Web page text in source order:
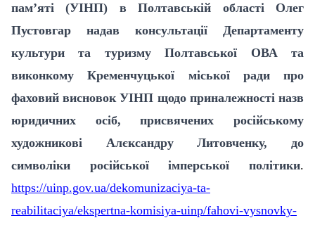
пам’яті (УІНП) в Полтавській області Олег
Пустовгар надав консультації Департаменту
культури та туризму Полтавської ОВА та
виконкому Кременчуцької міської ради про
фаховийвисновок УІНП щодо приналежності назв
юридичних осіб, присвячених російському
художникові Алєксандру Литовченку, до
символіки російської імперської політики.
https://uinp.gov.ua/dekomunizaciya-ta-
reabilitaciya/ekspertna-komisiya-uinp/fahovi-vysnovky-